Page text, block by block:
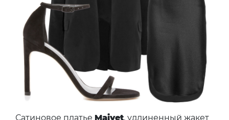
Сатиновое платье Maiyet, удлиненный жакет